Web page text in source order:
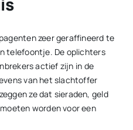
zeer geraffineerd te
telefoontje. De oplichters
actief zijn in de
van het slachtoffer
ze dat sieraden, geld
worden voor een